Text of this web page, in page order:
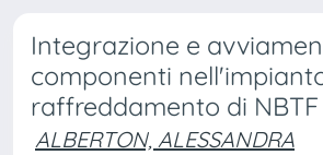
Integrazione e
componenti
raffreddamento di NBTF
ALBERTON, ALESSANDRA